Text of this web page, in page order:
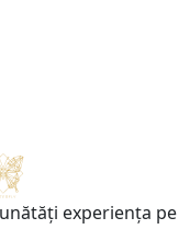
experiența pe